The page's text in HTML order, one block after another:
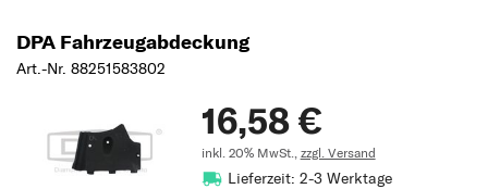
DPA Fahrzeugabdeckung
Art.-Nr. 88251583802
16,58 €
inkl. 20% MwSt., zzgl. Versand
Lieferzeit: 2-3 Werktage